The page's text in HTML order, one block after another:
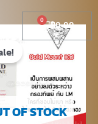
OF STOCK
Original
price
was:
฿600.00.
Current
price
is:
฿400.00.
฿0.00
Cart